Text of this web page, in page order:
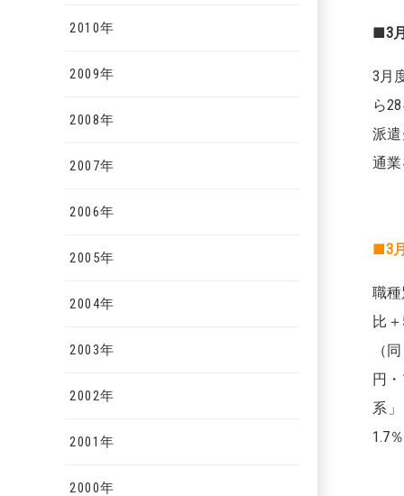
2010年
2009年
2008年
2007年
2006年
2005年
2004年
2003年
2002年
2001年
2000年
■3
3月
ら
派
通
■3
職
比
（
円
系
1.7